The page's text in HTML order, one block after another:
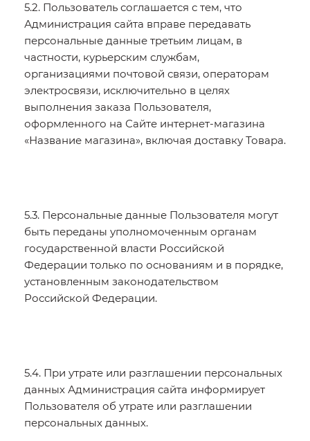
5.2. Пользователь соглашается с тем, что
Администрация сайта вправе передавать
персональные данные третьим лицам, в
частности, курьерским службам,
организациями почтовой связи, операторам
электросвязи, исключительно в целях
выполнения заказа Пользователя,
оформленного на Сайте интернет-магазина
«Название магазина», включая доставку Товара.
5.3. Персональные данные Пользователя могут
быть переданы уполномоченным органам
государственной власти Российской
Федерации только по основаниям и в порядке,
установленным законодательством
Российской Федерации.
5.4. При утрате или разглашении персональных
данных Администрация сайта информирует
Пользователя об утрате или разглашении
персональных данных.